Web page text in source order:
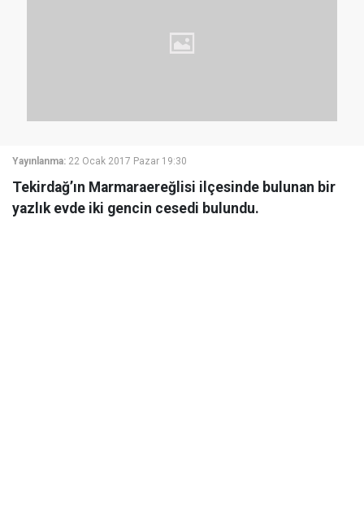
Yayınlanma: 22 Ocak 2017 Pazar 19:30
Tekirdağ’ın Marmaraereğlisi ilçesinde bulunan bir
yazlık evde iki gencin cesedi bulundu.